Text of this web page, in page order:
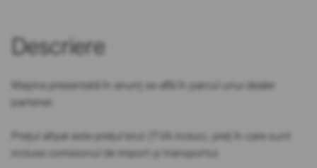
Descriere
Mașina prezentată în anunț se află în parcul unui dealer
partener.
Prețul afișat este prețul brut (TVA inclus), preț în care sunt
incluse comisionul de import și transportul.